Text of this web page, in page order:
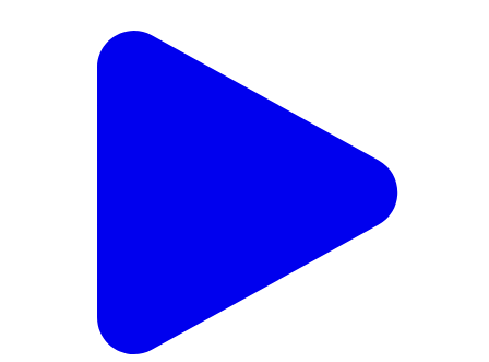
बिन शिवजी ये सावन अच्छा नहीं लगता